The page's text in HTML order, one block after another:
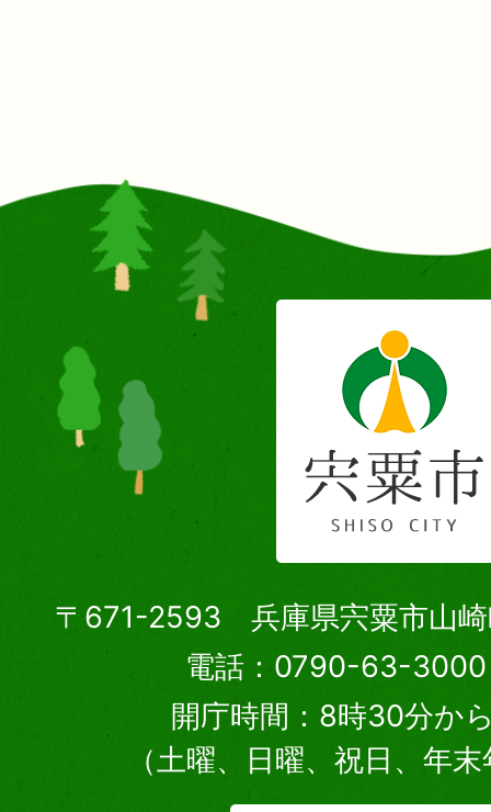
〒671-2593 兵庫県宍粟市山崎
電話：0790-63-3000
開庁時間：8時30分か
（土曜、日曜、祝日、年